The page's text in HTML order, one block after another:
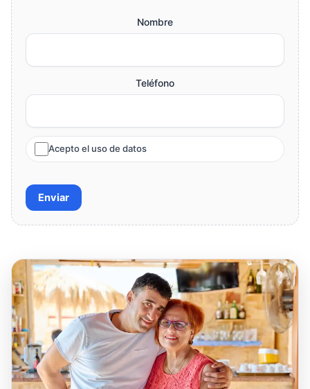
Nombre
Teléfono
Acepto el uso de datos
Enviar